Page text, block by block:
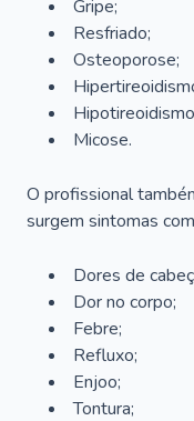
Gripe;
Resfriado;
Osteoporose;
Micose.
O profissional
surgem sintomas
Dores de
Dor no corpo;
Febre;
Refluxo;
Enjoo;
Tontura;